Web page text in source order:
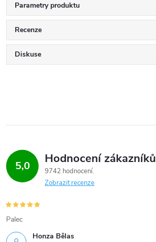
Parametry produktu
Recenze
Diskuse
5,0 Hodnocení zákazníků
9742 hodnocení
Zobrazit recenze
Honza Bělas
Palec